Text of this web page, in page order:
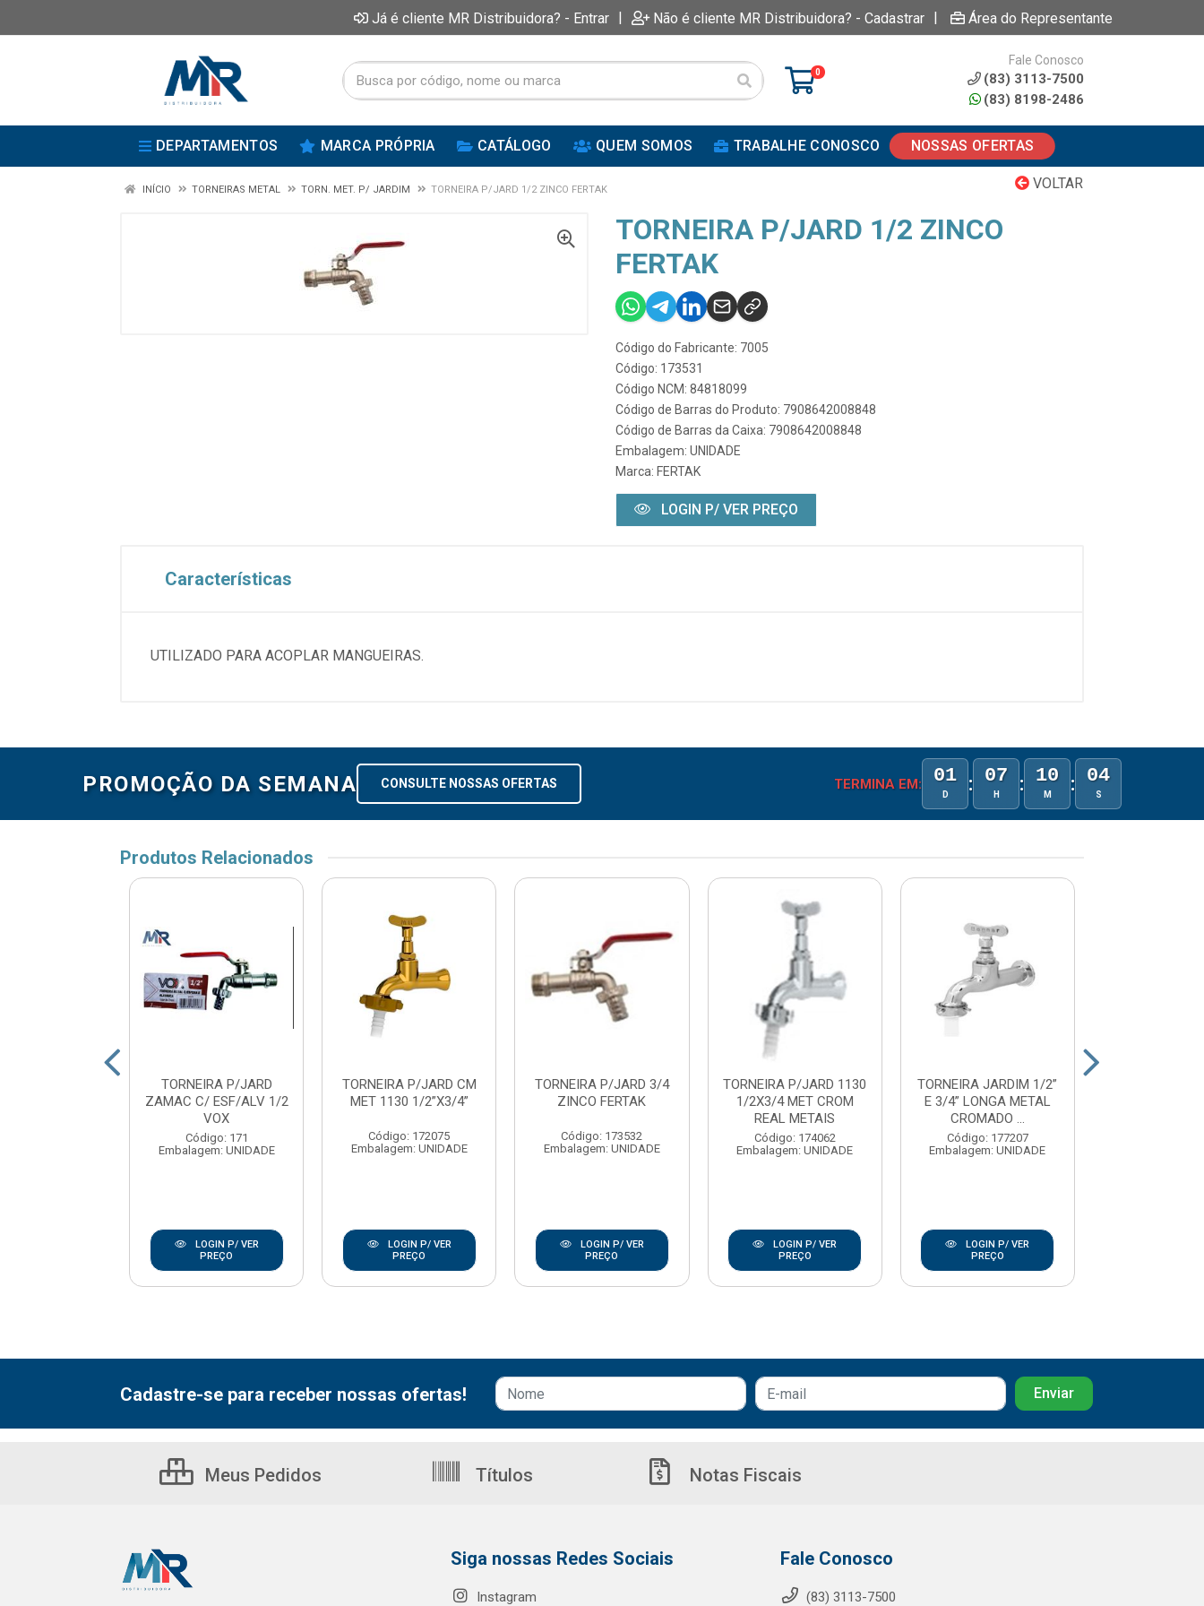
Já é cliente MR Distribuidora? - Entrar | Não é cliente MR Distribuidora? - Cadastrar | Área do Representante
0
Fale Conosco
(83) 3113-7500
(83) 8198-2486
DEPARTAMENTOS MARCA PRÓPRIA CATÁLOGO QUEM SOMOS TRABALHE CONOSCO NOSSAS OFERTAS
VOLTAR
INÍCIO TORNEIRAS METAL TORN. MET. P/ JARDIM TORNEIRA P/JARD 1/2 ZINCO FERTAK
TORNEIRA P/JARD 1/2 ZINCO
FERTAK
Código do Fabricante: 7005
Código: 173531
Código NCM: 84818099
Código de Barras do Produto: 7908642008848
Código de Barras da Caixa: 7908642008848
Embalagem: UNIDADE
Marca: FERTAK
LOGIN P/ VER PREÇO
Características
UTILIZADO PARA ACOPLAR MANGUEIRAS.
PROMOÇÃO DA SEMANA CONSULTE NOSSAS OFERTAS TERMINA EM: 01
D : 07
H : 10
M : 04
S
Produtos Relacionados
TORNEIRA P/JARD
ZAMAC C/ ESF/ALV 1/2
VOX
Código: 171
Embalagem: UNIDADE
LOGIN P/ VER
PREÇO
TORNEIRA P/JARD CM
MET 1130 1/2”X3/4”
Código: 172075
Embalagem: UNIDADE
LOGIN P/ VER
PREÇO
TORNEIRA P/JARD 3/4
ZINCO FERTAK
Código: 173532
Embalagem: UNIDADE
LOGIN P/ VER
PREÇO
TORNEIRA P/JARD 1130
1/2X3/4 MET CROM
REAL METAIS
Código: 174062
Embalagem: UNIDADE
LOGIN P/ VER
PREÇO
TORNEIRA JARDIM 1/2”
E 3/4” LONGA METAL
CROMADO ...
Código: 177207
Embalagem: UNIDADE
LOGIN P/ VER
PREÇO
Cadastre-se para receber nossas ofertas!
Meus Pedidos Títulos Notas Fiscais
Siga nossas Redes Sociais
Instagram
Fale Conosco
(83) 3113-7500